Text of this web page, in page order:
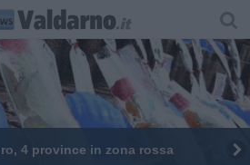
4 province in zona rossa